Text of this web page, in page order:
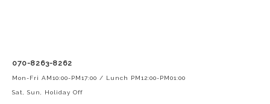
070-8263-8262
Mon-Fri AM10:00-PM17:00 / Lunch PM12:00-PM01:00
Sat, Sun, Holiday Off